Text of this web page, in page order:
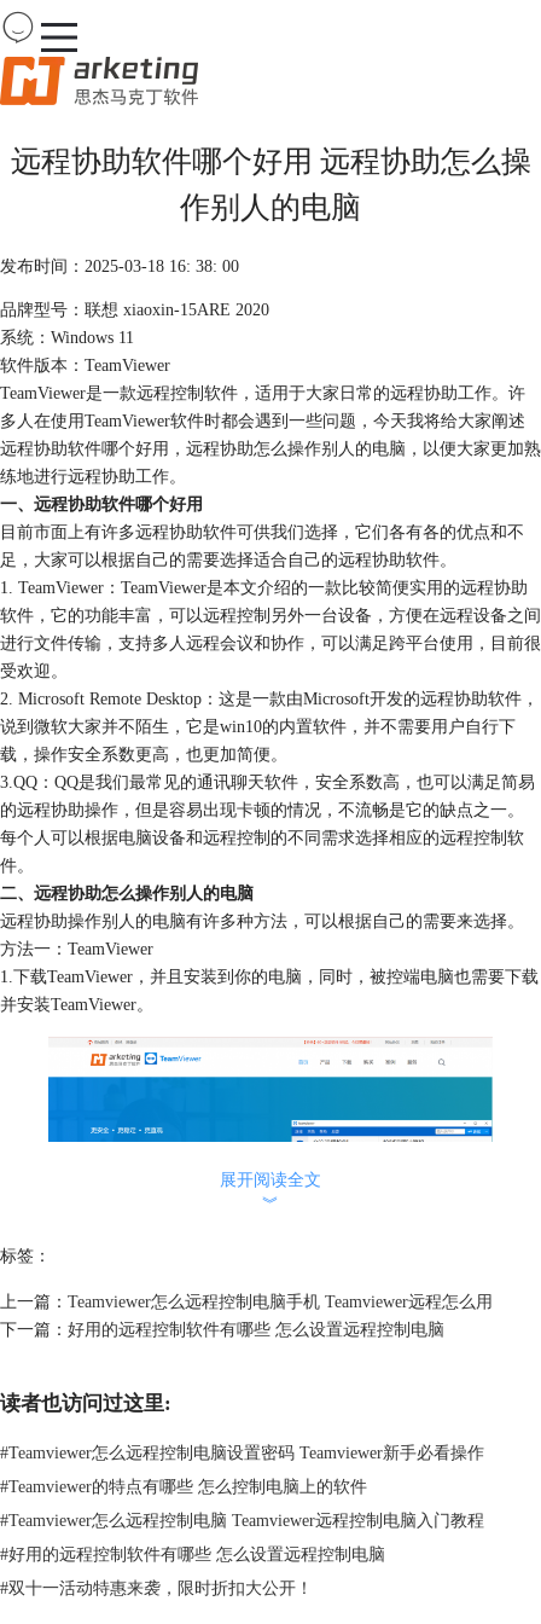
TeamViewer
首页
购买
服务
远程协助软件哪个好用 远程协助怎么操
作别人的电脑
发布时间：2025-03-18 16: 38: 00
品牌型号：联想 xiaoxin-15ARE 2020
系统：Windows 11
软件版本：TeamViewer
TeamViewer是一款远程控制软件，适用于大家日常的远程协助工作。许
多人在使用TeamViewer软件时都会遇到一些问题，今天我将给大家阐述
远程协助软件哪个好用，远程协助怎么操作别人的电脑，以便大家更加熟
练地进行远程协助工作。
一、远程协助软件哪个好用
目前市面上有许多远程协助软件可供我们选择，它们各有各的优点和不
足，大家可以根据自己的需要选择适合自己的远程协助软件。
1. TeamViewer：TeamViewer是本文介绍的一款比较简便实用的远程协助
软件，它的功能丰富，可以远程控制另外一台设备，方便在远程设备之间
进行文件传输，支持多人远程会议和协作，可以满足跨平台使用，目前很
受欢迎。
2. Microsoft Remote Desktop：这是一款由Microsoft开发的远程协助软件，
说到微软大家并不陌生，它是win10的内置软件，并不需要用户自行下
载，操作安全系数更高，也更加简便。
3.QQ：QQ是我们最常见的通讯聊天软件，安全系数高，也可以满足简易
的远程协助操作，但是容易出现卡顿的情况，不流畅是它的缺点之一。
每个人可以根据电脑设备和远程控制的不同需求选择相应的远程控制软
件。
二、远程协助怎么操作别人的电脑
远程协助操作别人的电脑有许多种方法，可以根据自己的需要来选择。
方法一：TeamViewer
1.下载TeamViewer，并且安装到你的电脑，同时，被控端电脑也需要下载
并安装TeamViewer。
2.按照上述步骤安装成功后，运行TeamViewer。这时候TeamViewer会自动
展开阅读全文
︾
标签：
上一篇： Teamviewer怎么远程控制电脑手机 Teamviewer远程怎么用
下一篇： 好用的远程控制软件有哪些 怎么设置远程控制电脑
读者也访问过这里:
#Teamviewer怎么远程控制电脑设置密码 Teamviewer新手必看操作
#Teamviewer的特点有哪些 怎么控制电脑上的软件
#Teamviewer怎么远程控制电脑 Teamviewer远程控制电脑入门教程
#好用的远程控制软件有哪些 怎么设置远程控制电脑
#双十一活动特惠来袭，限时折扣大公开！